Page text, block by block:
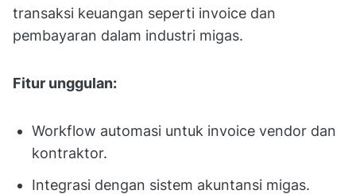
transaksi keuangan seperti invoice dan
pembayaran dalam industri migas.
Fitur unggulan:
Workflow automasi untuk invoice vendor dan
kontraktor.
Integrasi dengan sistem akuntansi migas.